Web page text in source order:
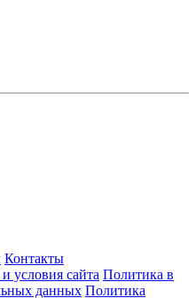
Контакты
условия сайта Политика в
данных Политика